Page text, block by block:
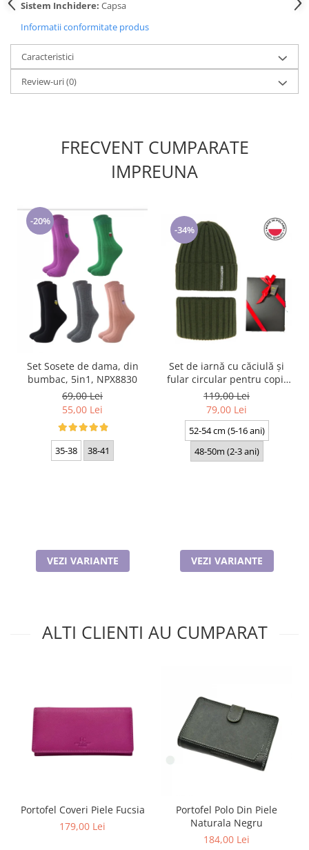
Cadouri pentru Doctori
Cadouri pentru Sfânta Maria
Martisoare
Sistem Inchidere: Capsa
Informatii conformitate produs
Caracteristici
Review-uri(0)
FRECVENT CUMPARATE
IMPREUNA
-20%
Set Sosete de dama, din
bumbac, 5in1, NPX8830
69,00 Lei
55,00 Lei
35-38 38-41
VEZI VARIANTE
-34%
Set de iarnă cu căciulă și
fular circular pentru copii
Livido 5465.09.K30 kaki
produs in Polonia
119,00 Lei
79,00 Lei
52-54 cm (5-16 ani)
48-50m (2-3 ani)
VEZI VARIANTE
ALTI CLIENTI AU CUMPARAT
Portofel Coveri Piele Fucsia
179,00 Lei
Portofel Polo Din Piele
Naturala Negru
184,00 Lei